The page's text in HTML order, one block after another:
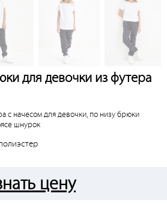
для девочки из футера
с начесом для девочки, по низу брюки
шнурок
цену